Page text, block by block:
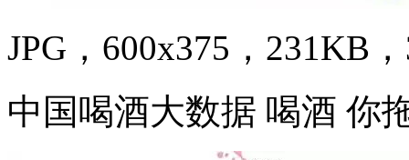
JPG，600x375，231KB
中国喝酒大数据 喝酒 你